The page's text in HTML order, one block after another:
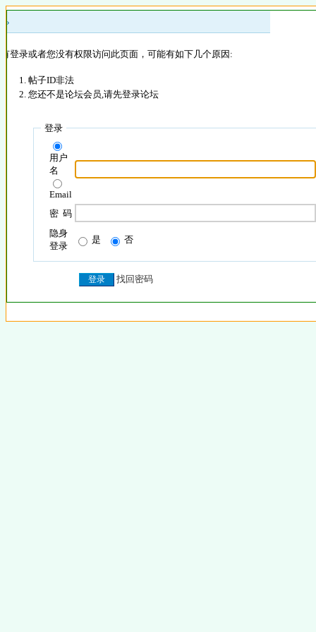
»
登录或者您没有权限访问此页面，可能有如下几个原因:
帖子ID非法
您还不是论坛会员,请先登录论坛
登录
用户
名
Email
密 码
隐身
登录
是 否
找回密码